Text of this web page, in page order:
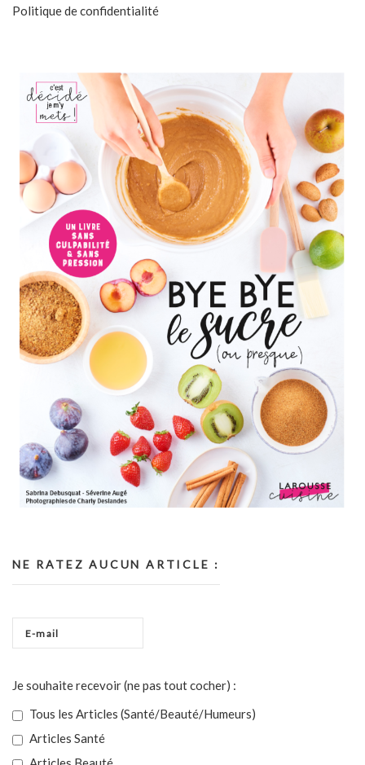
Politique de confidentialité
NE RATEZ AUCUN ARTICLE :
Je souhaite recevoir (ne pas tout cocher) :
Tous les Articles (Santé/Beauté/Humeurs)
Articles Santé